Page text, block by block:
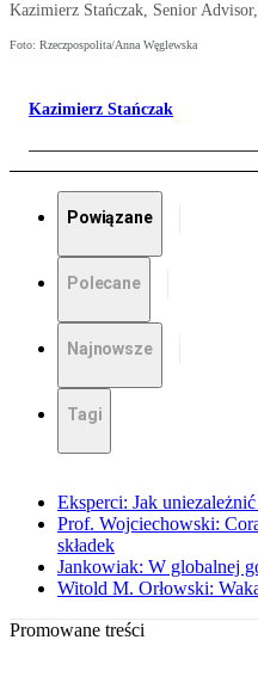
Kazimierz Stańczak, Senior
Foto: Rzeczpospolita/Anna Węglewska
Kazimierz Stańczak
Powiązane
Polecane
Najnowsze
Tagi
Eksperci: Jak
Prof. Wojciechowski:
składek
Jankowiak: W globalnej
Witold M. Orłowski:
Promowane treści